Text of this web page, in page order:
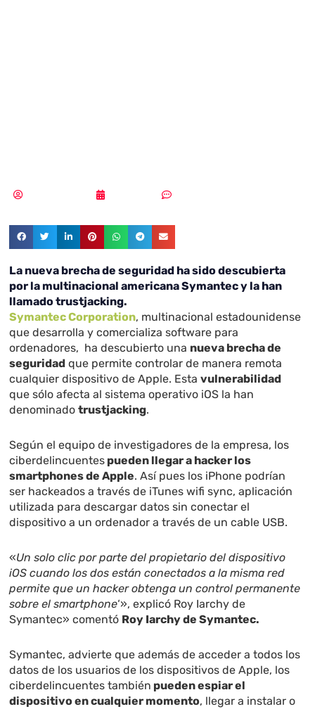
La nueva brecha de seguridad ha sido descubierta
por la multinacional americana Symantec y la han
llamado trustjacking.
Symantec Corporation, multinacional estadounidense
que desarrolla y comercializa software para
ordenadores, ha descubierto una nueva brecha de
seguridad que permite controlar de manera remota
cualquier dispositivo de Apple. Estavulnerabilidad
que sólo afecta al sistema operativo iOS la han
denominadotrustjacking.
Según el equipo de investigadores de la empresa, los
ciberdelincuentes pueden llegar a hacker los
smartphones de Apple. Así pues los iPhone podrían
ser hackeados a través de iTunes wifi sync, aplicación
utilizada para descargar datos sin conectar el
dispositivo a un ordenador a través de un cable USB.
«Un solo clic por parte del propietario del dispositivo
iOS cuando los dos están conectados a la misma red
permite que un hacker obtenga un control permanente
sobre el smartphone‘», explicó Roy Iarchy de
Symantec» comentó Roy Iarchy de Symantec.
Symantec, advierte que además de acceder a todos los
datos de los usuarios de los dispositivos de Apple, los
ciberdelincuentes también pueden espiar el
dispositivo en cualquier momento, llegar a instalar o